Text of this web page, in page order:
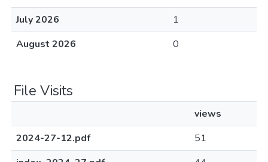
July 2026
1
August 2026
0
File Visits
views
2024-27-12.pdf
51